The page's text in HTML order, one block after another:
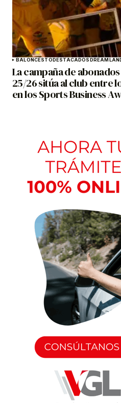
BALONCESTODESTACADOS
La campaña de
25/26 sitúa al club entre
en los Sports Business